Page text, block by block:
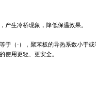
生冷桥现象，降低保温效果。
·），聚苯板的导热系数小于或
使用更轻、更安全。